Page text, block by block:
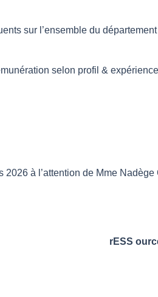
sur l’ensemble du département
selon profil &
à l’attention de Mme Nadège
rESS